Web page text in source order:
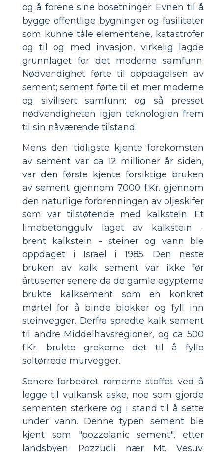
og å forene sine bosetninger. Evnen til å
bygge offentlige bygninger og fasiliteter
som kunne tåle elementene, katastrofer
og til og med invasjon, virkelig lagde
grunnlaget for det moderne samfunn.
Nødvendighet førte til oppdagelsen av
sement; sement førte til et mer moderne
og sivilisert samfunn; og så presset
nødvendigheten igjen teknologien frem
til sin nåværende tilstand.
Mens den tidligste kjente forekomsten
av sement var ca 12 millioner år siden,
var den første kjente forsiktige bruken
av sement gjennom 7000 f.Kr. gjennom
den naturlige forbrenningen av oljeskifer
som var tilstøtende med kalkstein. Et
limebetonggulv laget av kalkstein -
brent kalkstein - steiner og vann ble
oppdaget i Israel i 1985. Den neste
bruken av kalk sement var ikke før
årtusener senere da de gamle egypterne
brukte kalksement som en konkret
mørtel for å binde blokker og fyll inn
steinvegger. Derfra spredte kalk sement
til andre Middelhavsregioner, og ca 500
f.Kr. brukte grekerne det til å fylle
soltørrede murvegger.
Senere forbedret romerne stoffet ved å
legge til vulkansk aske, noe som gjorde
sementen sterkere og i stand til å sette
under vann. Denne typen sement ble
kjent som "pozzolanic sement", etter
landsbyen Pozzuoli nær Mt. Vesuv.